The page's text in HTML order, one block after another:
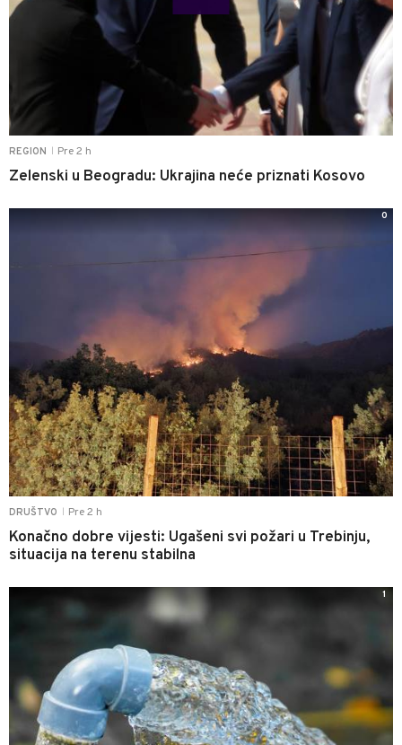
REGION Pre 2 h
Zelenski u Beogradu: Ukrajina neće priznati Kosovo
DRUŠTVO Pre 2 h
Konačno dobre vijesti: Ugašeni svi požari u Trebinju,
situacija na terenu stabilna
0
1